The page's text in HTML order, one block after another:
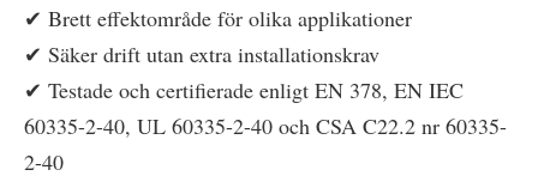
✔ Brett effektområde för olika applikationer
✔ Säker drift utan extra installationskrav
✔ Testade och certifierade enligt EN 378, EN IEC
60335-2-40, UL 60335-2-40 och CSA C22.2 nr 60335-
2-40